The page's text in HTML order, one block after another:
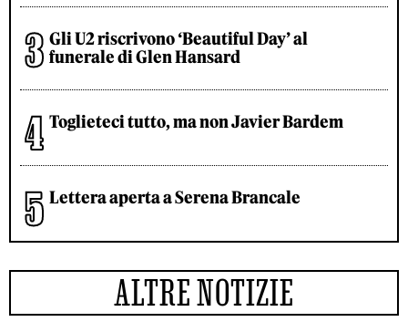
Gli U2 riscrivono ‘Beautiful Day’ al
funerale di Glen Hansard
Toglieteci tutto, ma non Javier Bardem
Lettera aperta a Serena Brancale
ALTRE NOTIZIE